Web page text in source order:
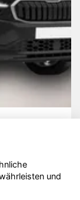
- 2026
und